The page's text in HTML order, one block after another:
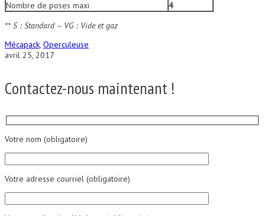
Nombre de poses maxi
4
** S : Standard – VG : Vide et gaz
Mécapack Operculeuse
avril 25, 2017
Contactez-nous maintenant !
Votre nom (obligatoire)
Votre adresse courriel (obligatoire)